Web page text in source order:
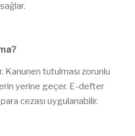
Kanunen tutulması zorunlu
yerine geçer. E-defter
cezası uygulanabilir.